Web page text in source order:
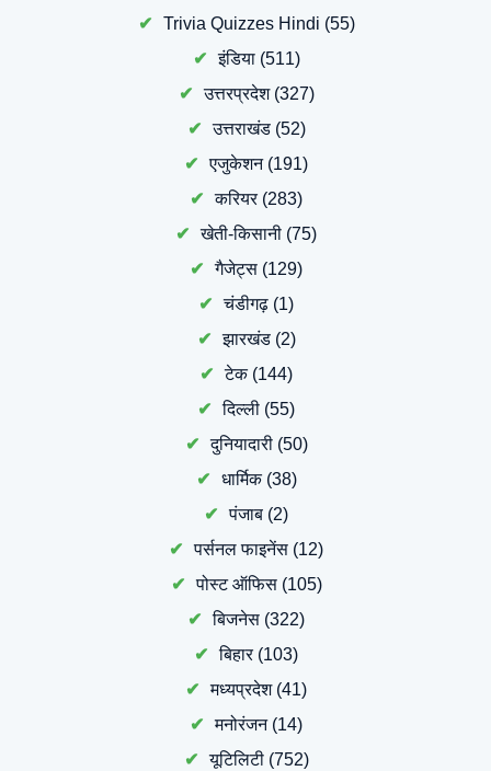
Trivia Quizzes Hindi (55)
इंडिया(511)
उत्तरप्रदेश(327)
उत्तराखंड(52)
एजुकेशन(191)
करियर(283)
खेती-किसानी (75)
गैजेट्स (129)
चंडीगढ़ (1)
झारखंड(2)
टेक(144)
दिल्ली (55)
दुनियादारी(50)
धार्मिक(38)
पंजाब (2)
पर्सनल फाइनेंस (12)
पोस्ट ऑफिस(105)
बिजनेस (322)
बिहार(103)
मध्यप्रदेश(41)
मनोरंजन(14)
यूटिलिटी(752)